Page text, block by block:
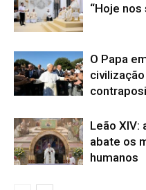
“Hoje
O Papa
Leão XIV:
abate os
humanos